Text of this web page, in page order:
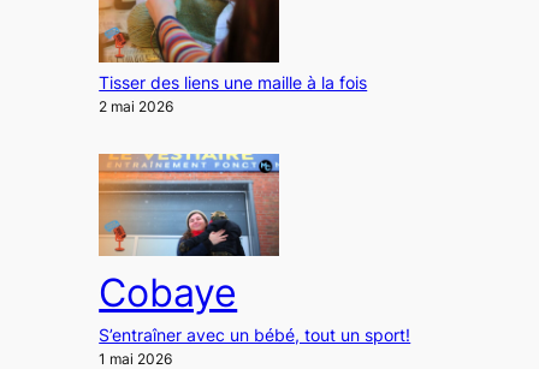
Tisser des liens une maille à la fois
2 mai 2026
Cobaye
S’entraîner avec un bébé, tout un sport!
1 mai 2026